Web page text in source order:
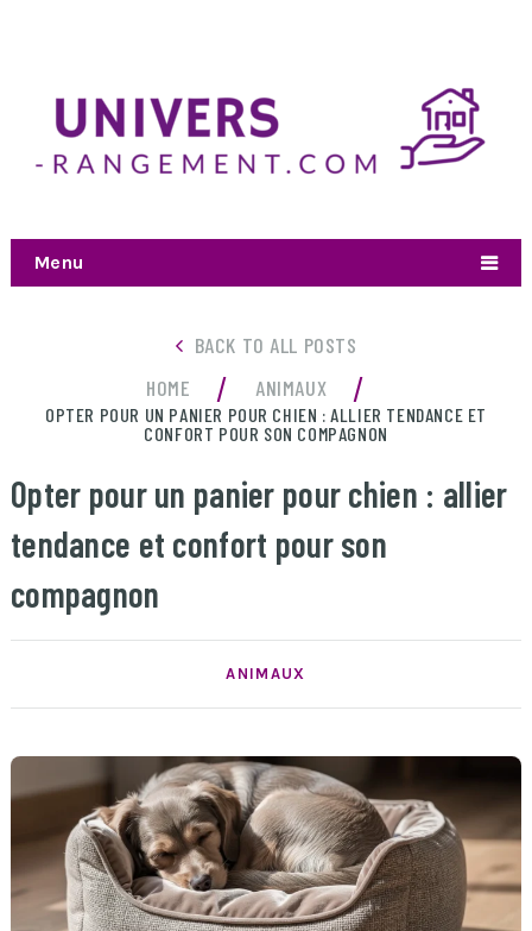
Menu
BACK TO ALL POSTS
HOME
/ ANIMAUX /
OPTER POUR UN PANIER POUR CHIEN : ALLIER TENDANCE ET
CONFORT POUR SON COMPAGNON
Opter pour un panier pour chien : allier
tendance et confort pour son
compagnon
ANIMAUX